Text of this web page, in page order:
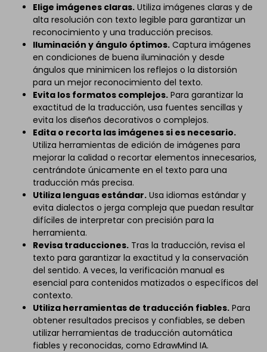
Elige imágenes claras. Utiliza imágenes claras y de
alta resolución con texto legible para garantizar un
reconocimiento y una traducción precisos.
Iluminación y ángulo óptimos. Captura imágenes
en condiciones de buena iluminación y desde
ángulos que minimicen los reflejos o la distorsión
para un mejor reconocimiento del texto.
Evita los formatos complejos. Para garantizar la
exactitud de la traducción, usa fuentes sencillas y
evita los diseños decorativos o complejos.
Edita o recorta las imágenes si es necesario.
Utiliza herramientas de edición de imágenes para
mejorar la calidad o recortar elementos innecesarios,
centrándote únicamente en el texto para una
traducción más precisa.
Utiliza lenguas estándar. Usa idiomas estándar y
evita dialectos o jerga compleja que puedan resultar
difíciles de interpretar con precisión para la
herramienta.
Revisa traducciones. Tras la traducción, revisa el
texto para garantizar la exactitud y la conservación
del sentido. A veces, la verificación manual es
esencial para contenidos matizados o específicos del
contexto.
Utiliza herramientas de traducción fiables. Para
obtener resultados precisos y confiables, se deben
utilizar herramientas de traducción automática
fiables y reconocidas, como EdrawMind IA.